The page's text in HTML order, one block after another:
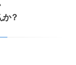
か？